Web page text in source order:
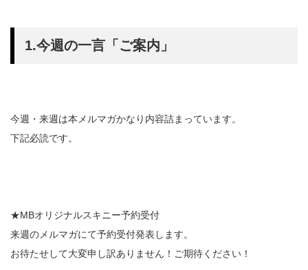
1.今週の一言「ご案内」
今週・来週は本メルマガかなり内容詰まっています。
下記必読です。
★MBオリジナルスキニー予約受付
来週のメルマガにて予約受付発表します。
お待たせして大変申し訳ありません！ご期待ください！